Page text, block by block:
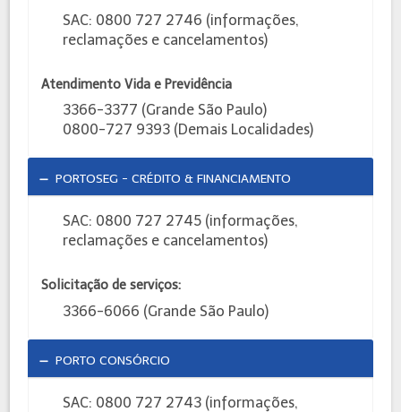
SAC: 0800 727 2746 (informações,
reclamações e cancelamentos)
Atendimento Vida e Previdência
3366-3377 (Grande São Paulo)
0800-727 9393 (Demais Localidades)
PORTOSEG - CRÉDITO & FINANCIAMENTO
SAC: 0800 727 2745 (informações,
reclamações e cancelamentos)
Solicitação de serviços:
3366-6066 (Grande São Paulo)
PORTO CONSÓRCIO
SAC: 0800 727 2743 (informações,